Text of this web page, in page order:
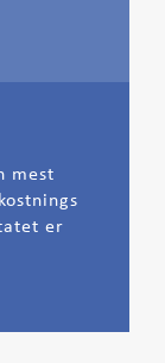
mest
er